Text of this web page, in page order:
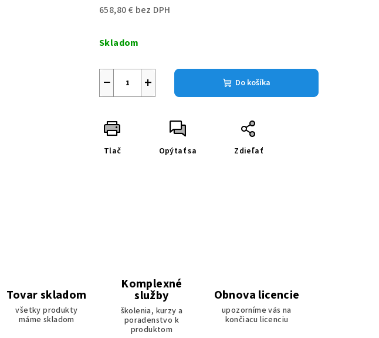
658,80 € bez DPH
cena:
Skladom
+
− Do košíka
Tlač Opýtať sa Zdieľať
Tovar skladom
všetky produkty
máme skladom
Komplexné
služby
školenia, kurzy a
poradenstvo k
produktom
Obnova licencie
upozorníme vás na
končiacu licenciu